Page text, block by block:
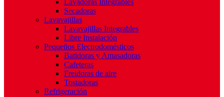
Lavadoras Integrables
Secadoras
Lavavajillas
Lavavajillas Integrables
Libre Instalación
Pequeños Electrodomésticos
Batidoras y Amasadoras
Cafeteras
Freidoras de aire
Tostadoras
Refrigeración